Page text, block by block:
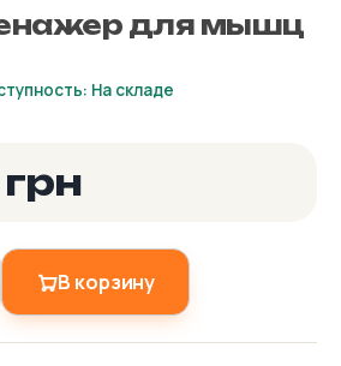
для мышц
На складе
В корзину